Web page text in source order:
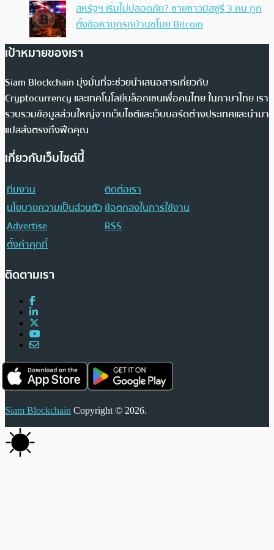
สหรัฐฯ เริ่มไม่ปลอดภัย? ชายชาวมิสซูรี 3 คน ถูก
ตั้งข้อหาบุกรุกบ้านขโมย Bitcoin
เป้าหมายของเรา
Siam Blockchain มุ่งมั่นที่จะช่วยนำเสนอสารเกี่ยวกับ
Cryptocurrency และเทคโนโลยีบล็อกเชนเพื่อคนไทย ในภาษาไทย เรา
รวบรวมข้อมูลส่วนใหญ่จากเว็บไซต์และเว็บบอร์ดต่างประเทศและนำมา
แปลส่งตรงถึงฟีดคุณ
เกี่ยวกับเว็บไซต์นี้
ทีมงาน
ติดต่อเรา
นโยบายความเป็นส่วนตัวข้อตกลงในการใช้งาน
Advertise
RSS
ตั้งค่าคุกกี้
ติดตามเรา
Siam Blockchain Copyright © 2026.